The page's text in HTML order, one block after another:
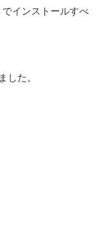
インストールすべ
した。